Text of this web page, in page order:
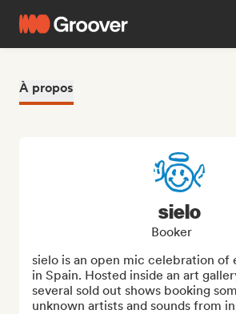
À propos
sielo
Booker
sielo is an open mic celebration of
in Spain. Hosted inside an art
several sold out shows booking
unknown artists and sounds from